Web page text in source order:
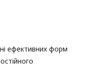
ефективних форм